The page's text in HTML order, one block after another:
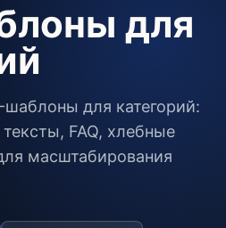
для
для категорий:
FAQ, хлебные
масштабирования